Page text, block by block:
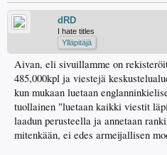
dRD
I hate titles
Ylläpitäjä
Aivan, eli sivuillamme on
485,000kpl ja viestejä
kun mukaan luetaan
tuollainen "luetaan kaikki viestit
laadun perusteella ja annetaan
mitenkään, ei edes armeijallisen